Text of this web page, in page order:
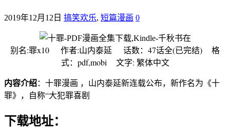
2019年12月12日 搞笑欢乐, 短篇漫画 0
别名:罪x10 作者:山内泰延 话数：47话全(已完结) 格
式：pdf,mobi 文字: 繁体中文
内容介绍：十罪漫画 ，山内泰延新连载公布，新作名为《十
罪》，自称“大犯罪喜剧
下载地址：